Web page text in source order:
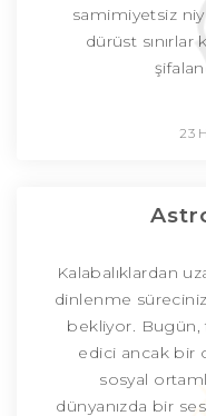
samimiyetsiz
dürüst sınırlar
23
Kalabalıklardan
dinlenme
bekliyor. Bugün,
edici ancak bir
sosyal
dünyanızda bir